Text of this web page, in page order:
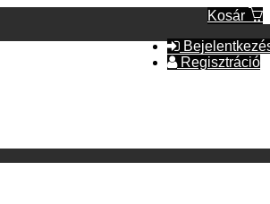
Kosár
Regisztráció